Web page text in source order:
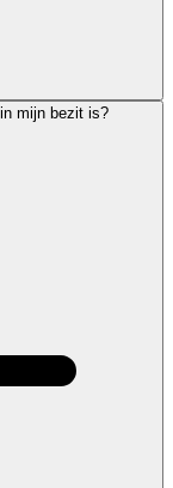
mijn bezit is?